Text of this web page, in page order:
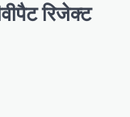
रिजेक्ट